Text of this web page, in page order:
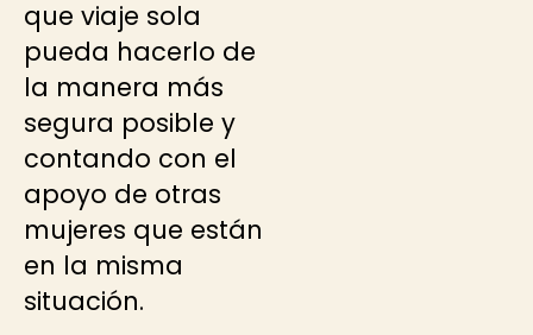
que viaje sola
pueda hacerlo de
la manera más
segura posible y
contando con el
apoyo de otras
mujeres que están
en la misma
situación.